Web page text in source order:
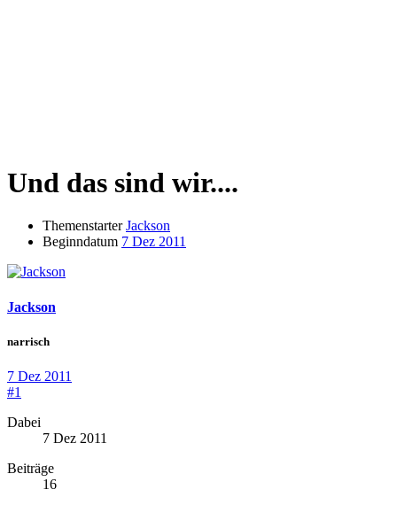
Und das sind wir....
Themenstarter Jackson
Beginndatum 7 Dez 2011
Jackson
narrisch
7 Dez 2011
#1
Dabei
7 Dez 2011
Beiträge
16